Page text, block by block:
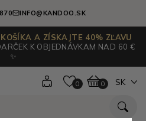
INFO@KANDOO.SK
A ZÍSKAJTE 40% ZĽAVU
K OBJEDNÁVKAM NAD 60 €
✨
0 0 SK